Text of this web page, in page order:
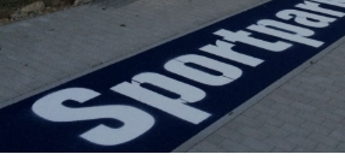
Suchen